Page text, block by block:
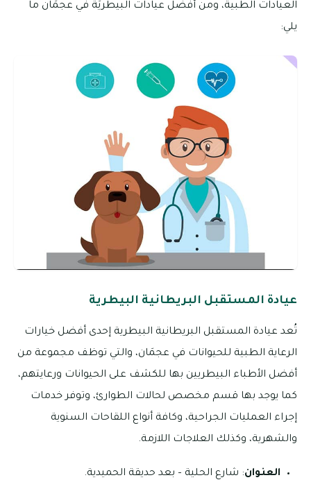
العيادات الطبية، ومن أفضل عيادات البيطريَة في عجمَان ما
يلي:
عيادة المستقبل البريطانية البيطرية
تُعد عيادة المستقبل البريطانية البيطرية إحدى أفضل خيارات
الرعاية الطبية للحيوانات في عجمَان، والتي توظف مجموعة من
أفضل الأطباء البيطريين بها للكشف على الحيوانات ورعايتهم،
كما يوجد بها قسم مخصص لحالات الطوارئ، وتوفر خدمات
إجراء العمليات الجراحية، وكافة أنواع اللقاحات السنوية
والشهرية، وكذلك العلاجات اللازمة.
العنوان: شارع الحلية – بعد حديقة الحميدية.